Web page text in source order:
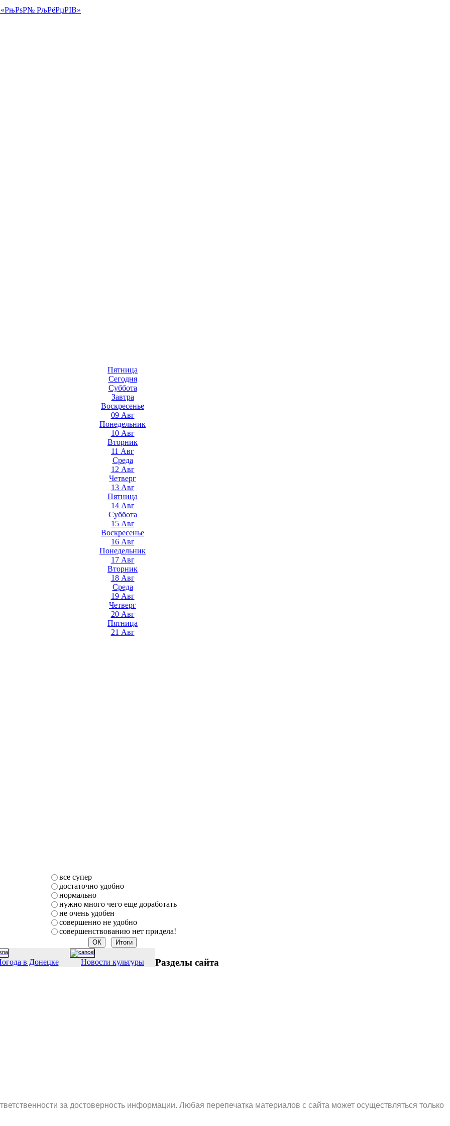
Пятница
Сегодня
Суббота
Завтра
Воскресенье
09 Авг
Понедельник
10 Авг
Вторник
11 Авг
Среда
12 Авг
Четверг
13 Авг
Пятница
14 Авг
Суббота
15 Авг
Воскресенье
16 Авг
Понедельник
17 Авг
Вторник
18 Авг
Среда
19 Авг
Четверг
20 Авг
Пятница
21 Авг
все супер
достаточно удобно
нормально
нужно много чего еще доработать
не очень удобен
совершенно не удобно
совершенствованию нет придела!
в Донецке Новости культуры Разделы сайта
за достоверность информации. Любая перепечатка материалов с сайта может осуществляться только